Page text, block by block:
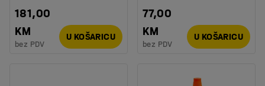
181,00
KM
bez PDV
U KOŠARICU
77,00
KM
bez PDV
U KOŠARICU